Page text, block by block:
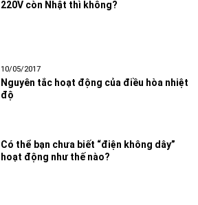
220V còn Nhật thì không?
10/05/2017
Nguyên tắc hoạt động của điều hòa nhiệt
độ
Có thể bạn chưa biết “điện không dây”
hoạt động như thế nào?